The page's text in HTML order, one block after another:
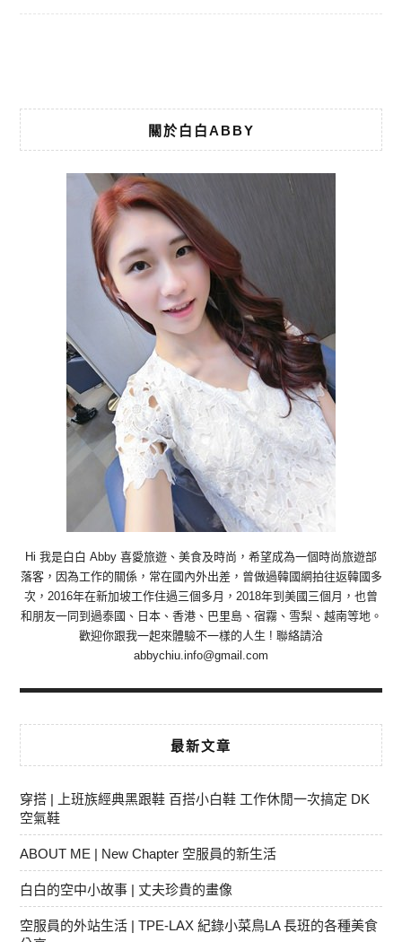
關於白白ABBY
Hi 我是白白 Abby 喜愛旅遊、美食及時尚，希望成為一個時尚旅遊部
落客，因為工作的關係，常在國內外出差，曾做過韓國網拍往返韓國多
次，2016年在新加坡工作住過三個多月，2018年到美國三個月，也曾
和朋友一同到過泰國、日本、香港、巴里島、宿霧、雪梨、越南等地。
歡迎你跟我一起來體驗不一樣的人生 ! 聯絡請洽
abbychiu.info@gmail.com
最新文章
穿搭 | 上班族經典黑跟鞋 百搭小白鞋 工作休閒一次搞定 DK
空氣鞋
ABOUT ME | New Chapter 空服員的新生活
白白的空中小故事 | 丈夫珍貴的畫像
空服員的外站生活 | TPE-LAX 紀錄小菜鳥LA 長班的各種美食